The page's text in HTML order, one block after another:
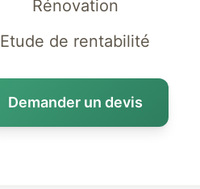
Rénovation
Etude de rentabilité
Demander un devis